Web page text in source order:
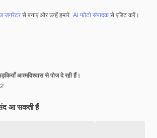
जनरेटरसे बनाएं और उन्हें हमारे AI फोटो संपादकसे एडिट करें।
आत्मविश्वास से पोज दे रही हैं।
आ सकती हैं